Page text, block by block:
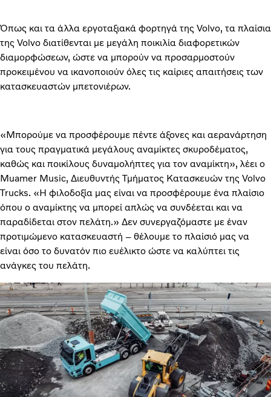
Όπως και τα άλλα εργοταξιακά φορτηγά της Volvo, τα πλαίσια
της Volvo διατίθενται με μεγάλη ποικιλία διαφορετικών
διαμορφώσεων, ώστε να μπορούν να προσαρμοστούν
προκειμένου να ικανοποιούν όλες τις καίριες απαιτήσεις των
κατασκευαστών μπετονιέρων.
«Μπορούμε να προσφέρουμε πέντε άξονες και αερανάρτηση
για τους πραγματικά μεγάλους αναμίκτες σκυροδέματος,
καθώς και ποικίλους δυναμολήπτες για τον αναμίκτη», λέει ο
Muamer Music, Διευθυντής Τμήματος Κατασκευών της Volvo
Trucks. «Η φιλοδοξία μας είναι να προσφέρουμε ένα πλαίσιο
όπου ο αναμίκτης να μπορεί απλώς να συνδέεται και να
παραδίδεται στον πελάτη.» Δεν συνεργαζόμαστε με έναν
προτιμώμενο κατασκευαστή – θέλουμε το πλαίσιό μας να
είναι όσο το δυνατόν πιο ευέλικτο ώστε να καλύπτει τις
ανάγκες του πελάτη.